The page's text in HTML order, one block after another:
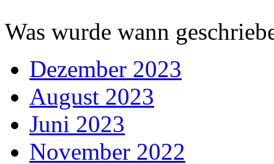
Was wurde wann
Dezember 2023
August 2023
Juni 2023
November 2022